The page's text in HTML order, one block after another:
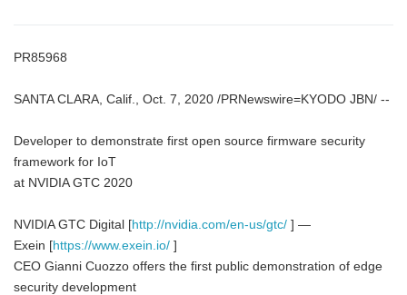
PR85968
SANTA CLARA, Calif., Oct. 7, 2020 /PRNewswire=KYODO JBN/ --
Developer to demonstrate first open source firmware security
framework for IoT
at NVIDIA GTC 2020
NVIDIA GTC Digital [http://nvidia.com/en-us/gtc/ ] —
Exein [https://www.exein.io/ ]
CEO Gianni Cuozzo offers the first public demonstration of edge
security development